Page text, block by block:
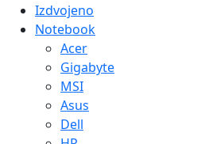
Izdvojeno
Notebook
Acer
Gigabyte
MSI
Asus
Dell